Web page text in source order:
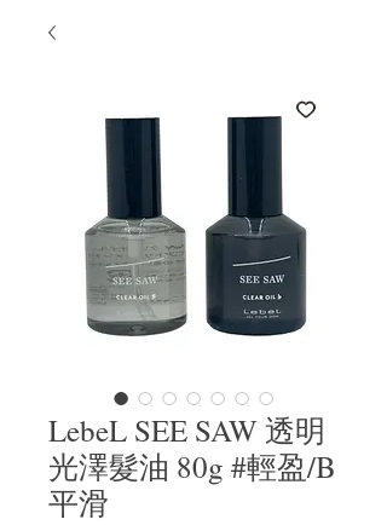
LebeL SEE SAW 透明
光澤髮油 80g #輕盈/B
平滑